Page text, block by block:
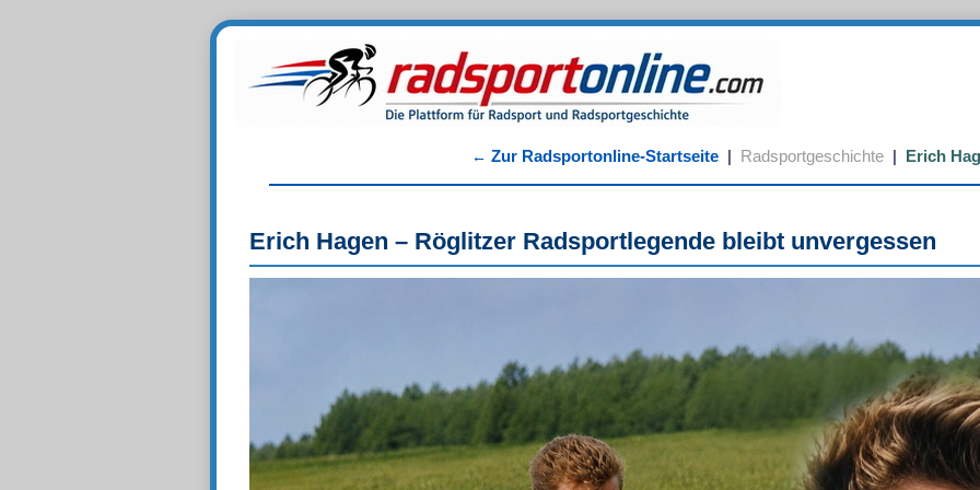
← Zur Radsportonline-Startseite| Radsportgeschichte| Erich
Erich Hagen – Röglitzer Radsportlegende bleibt unvergessen